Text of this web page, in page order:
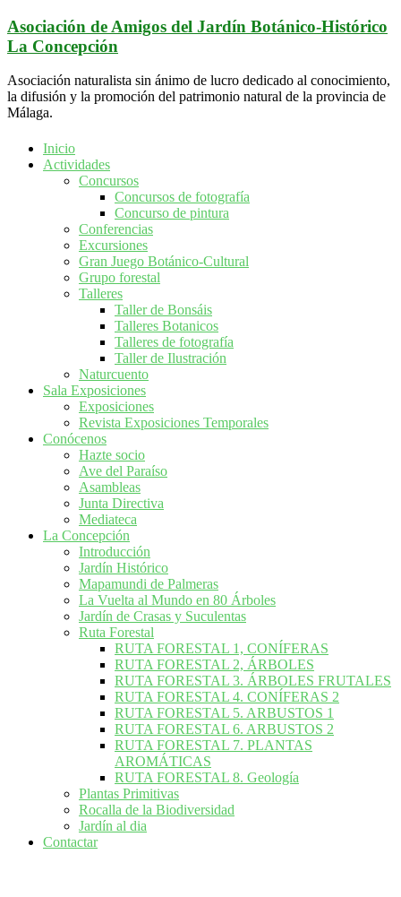
Saltar
al
contenido
Asociación de Amigos del Jardín Botánico-Histórico
La Concepción
Asociación naturalista sin ánimo de lucro dedicado al conocimiento,
la difusión y la promoción del patrimonio natural de la provincia de
Málaga.
Inicio
Actividades
Concursos
Concursos de fotografía
Concurso de pintura
Conferencias
Excursiones
Gran Juego Botánico-Cultural
Grupo forestal
Talleres
Taller de Bonsáis
Talleres Botanicos
Talleres de fotografía
Taller de Ilustración
Naturcuento
Sala Exposiciones
Exposiciones
Revista Exposiciones Temporales
Conócenos
Hazte socio
Ave del Paraíso
Asambleas
Junta Directiva
Mediateca
La Concepción
Introducción
Jardín Histórico
Mapamundi de Palmeras
La Vuelta al Mundo en 80 Árboles
Jardín de Crasas y Suculentas
Ruta Forestal
RUTA FORESTAL 1, CONÍFERAS
RUTA FORESTAL 2, ÁRBOLES
RUTA FORESTAL 3. ÁRBOLES FRUTALES
RUTA FORESTAL 4. CONÍFERAS 2
RUTA FORESTAL 5. ARBUSTOS 1
RUTA FORESTAL 6. ARBUSTOS 2
RUTA FORESTAL 7. PLANTAS
AROMÁTICAS
RUTA FORESTAL 8. Geología
Plantas Primitivas
Rocalla de la Biodiversidad
Jardín al dia
Contactar